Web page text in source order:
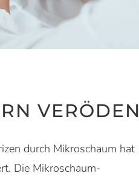
VERÖDEN
durch Mikroschaum hat
Die Mikroschaum-